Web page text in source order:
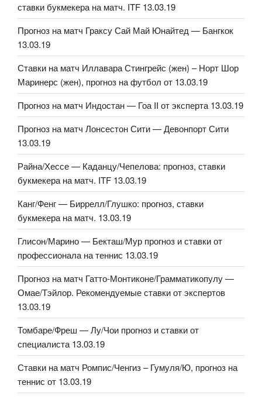
ставки букмекера на матч. ITF 13.03.19
Прогноз на матч Граксу Сай Май Юнайтед — Бангкок
13.03.19
Ставки на матч Иллавара Стингрейс (жен) – Норт Шор
Маринерс (жен), прогноз на футбол от 13.03.19
Прогноз на матч Индостан — Гоа II от эксперта 13.03.19
Прогноз на матч Лонсестон Сити — Девонпорт Сити
13.03.19
Райна/Хессе — Каданцу/Чепелова: прогноз, ставки
букмекера на матч. ITF 13.03.19
Канг/Фенг — Биррелл/Глушко: прогноз, ставки
букмекера на матч. 13.03.19
Глисон/Марино — Бекташ/Мур прогноз и ставки от
профессионала на теннис 13.03.19
Прогноз на матч Гатто-Монтиконе/Грамматикопулу —
Омае/Тэйлор. Рекомендуемые ставки от экспертов
13.03.19
Томбаре/Фреш — Лу/Чои прогноз и ставки от
специалиста 13.03.19
Ставки на матч Ромпис/Ченгиз – Гумуля/Ю, прогноз на
теннис от 13.03.19